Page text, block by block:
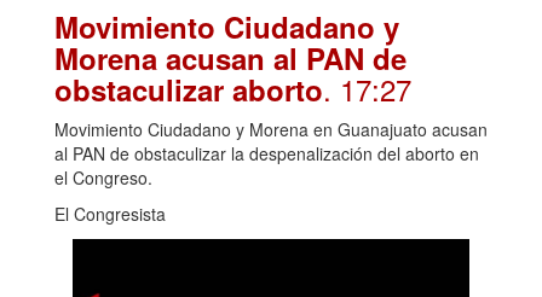
Movimiento Ciudadano y
Morena acusan al PAN de
obstaculizar aborto. 17:27
Movimiento Ciudadano y Morena en Guanajuato acusan
al PAN de obstaculizar la despenalización del aborto en
el Congreso.
El Congresista